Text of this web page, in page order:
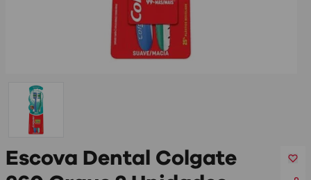
Escova Dental Colgate